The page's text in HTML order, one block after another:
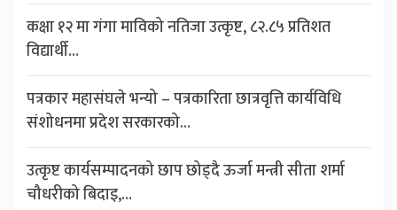
कक्षा १२ मा गंगा माविको नतिजा उत्कृष्ट, ८२.८५ प्रतिशत
विद्यार्थी…
पत्रकार महासंघले भन्यो – पत्रकारिता छात्रवृत्ति कार्यविधि
संशोधनमा प्रदेश सरकारको…
उत्कृष्ट कार्यसम्पादनको छाप छोड्दै ऊर्जा मन्त्री सीता शर्मा
चौधरीको बिदाइ,…